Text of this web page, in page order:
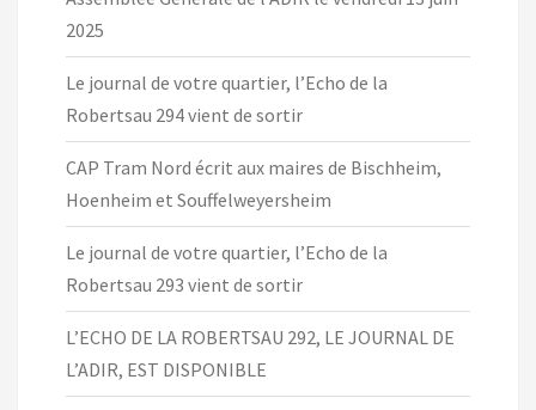
2025
Le journal de votre quartier, l’Echo de la
Robertsau 294 vient de sortir
CAP Tram Nord écrit aux maires de Bischheim,
Hoenheim et Souffelweyersheim
Le journal de votre quartier, l’Echo de la
Robertsau 293 vient de sortir
L’ECHO DE LA ROBERTSAU 292, LE JOURNAL DE
L’ADIR, EST DISPONIBLE